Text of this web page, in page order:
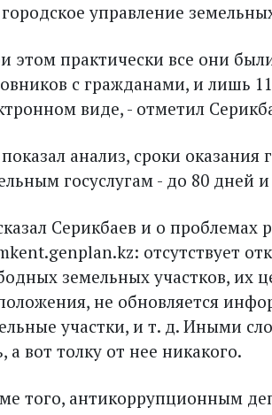
управление
этом практически все они
с гражданами, и лишь
виде, - отметил
анализ, сроки оказания
госуслугам - до 80 дней и
Серикбаев и о проблемах
отсутствует
земельных участков, их
не обновляется
участки, и т. д. Иными
а вот толку от нее никакого.
того, антикоррупционным